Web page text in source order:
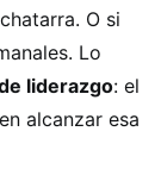
O si
Lo
liderazgo: el
alcanzar esa